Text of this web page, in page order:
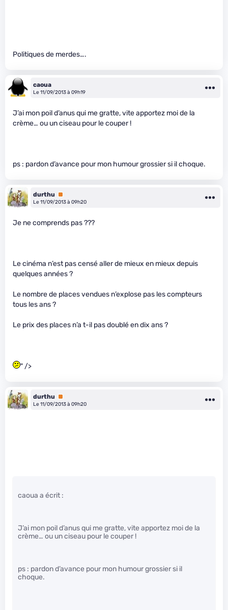
Politiques de merdes….
caoua
Le 11/09/2013 à 09h19
J’ai mon poil d’anus qui me gratte, vite apportez moi de la
crème… ou un ciseau pour le couper !
ps : pardon d’avance pour mon humour grossier si il choque.
durthu
Premium
Le 11/09/2013 à 09h20
Je ne comprends pas ???
Le cinéma n’est pas censé aller de mieux en mieux depuis
quelques années ?
Le nombre de places vendues n’explose pas les compteurs
tous les ans ?
Le prix des places n’a t-il pas doublé en dix ans ?
" />
durthu
Premium
Le 11/09/2013 à 09h20
caoua a écrit :
J’ai mon poil d’anus qui me gratte, vite apportez moi de la
crème… ou un ciseau pour le couper !
ps : pardon d’avance pour mon humour grossier si il
choque.